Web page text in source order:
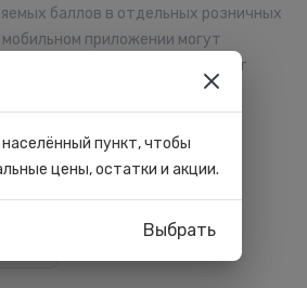
баллов в отдельных розничных
приложении могут
товара может отличаться от
пункт, чтобы
цены, остатки и акции.
Выбрать